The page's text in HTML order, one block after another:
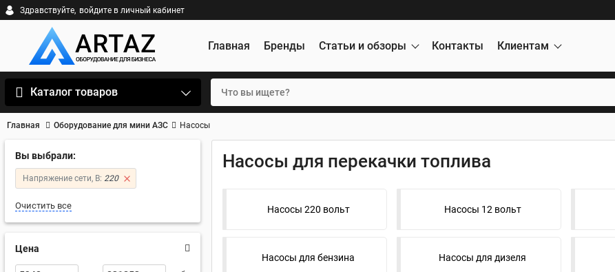
Здравствуйте, войдите в личный кабинет
Главная Бренды Статьи и обзоры Контакты Клиентам
Каталог товаров
Главная Оборудование для мини АЗС Насосы
Вы выбрали:
Напряжение сети, В: 220
Очистить все
Цена
Насосы для перекачки топлива
Насосы 220 вольт Насосы 12 вольт
Насосы для бензина Насосы для дизеля